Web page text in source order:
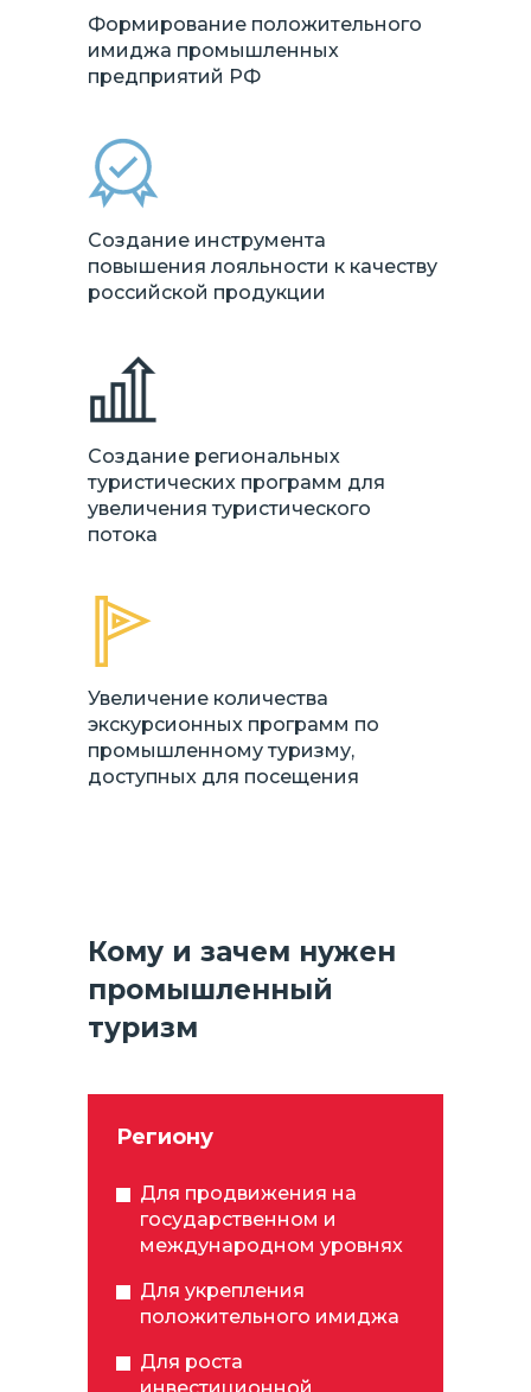
Формирование положительного
имиджа промышленных
предприятий РФ
Создание инструмента
повышения лояльности к качеству
российской продукции
Увеличение количества
экскурсионных программ по
промышленному туризму,
доступных для посещения
Создание региональных
туристических программ для
увеличения туристического
потока
Кому и зачем нужен
промышленный
туризм
Региону
Для продвижения на
государственном и
международном уровнях
Для укрепления
положительного имиджа
Для роста